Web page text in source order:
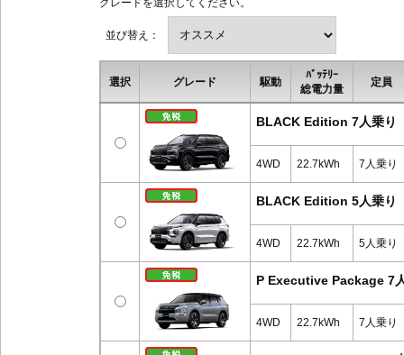
グレードを選択してください。
並び替え：
選択 グレード 駆動
ﾊﾞｯﾃﾘｰ
総電力量
定員
BLACK Edition 7人乗り
4WD 22.7kWh 7人乗り
BLACK Edition 5人乗り
4WD 22.7kWh 5人乗り
P Executive Package 7
4WD 22.7kWh 7人乗り